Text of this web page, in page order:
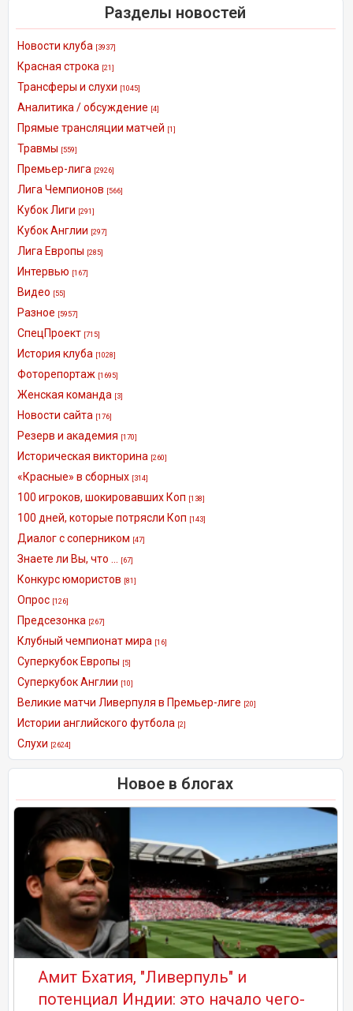
Разделы новостей
Новости клуба [3937]
Красная строка [21]
Трансферы и слухи [1045]
Аналитика / обсуждение [4]
Прямые трансляции матчей [1]
Травмы [559]
Премьер-лига [2926]
Лига Чемпионов [566]
Кубок Лиги [291]
Кубок Англии [297]
Лига Европы [285]
Интервью [167]
Видео [55]
Разное [5957]
СпецПроект [715]
История клуба [1028]
Фоторепортаж [1695]
Женская команда [3]
Новости сайта [176]
Резерв и академия [170]
Историческая викторина [260]
«Красные» в сборных [314]
100 игроков, шокировавших Коп [138]
100 дней, которые потрясли Коп [143]
Диалог с соперником [47]
Знаете ли Вы, что ... [67]
Конкурс юмористов [81]
Опрос [126]
Предсезонка [267]
Клубный чемпионат мира [16]
Суперкубок Европы [5]
Суперкубок Англии [10]
Великие матчи Ливерпуля в Премьер-лиге [20]
Истории английского футбола [2]
Слухи [2624]
Новое в блогах
Амит Бхатия, "Ливерпуль" и
потенциал Индии: это начало чего-